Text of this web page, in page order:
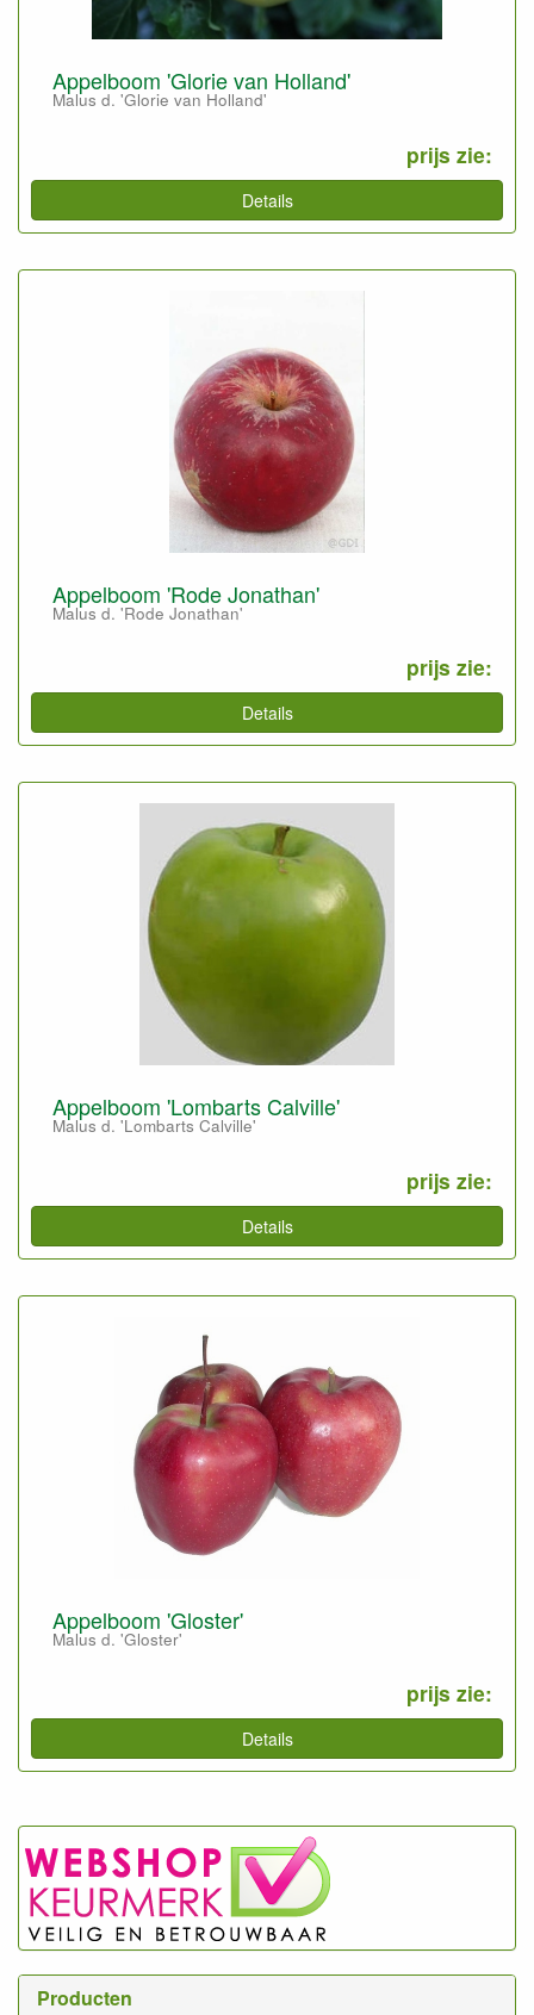
Producten
Appelboom 'Glorie van Holland'
Malus d. 'Glorie van Holland'
prijs zie:
Details
Appelboom 'Rode Jonathan'
Malus d. 'Rode Jonathan'
prijs zie:
Details
Appelboom 'Lombarts Calville'
Malus d. 'Lombarts Calville'
prijs zie:
Details
Appelboom 'Gloster'
Malus d. 'Gloster'
prijs zie:
Details